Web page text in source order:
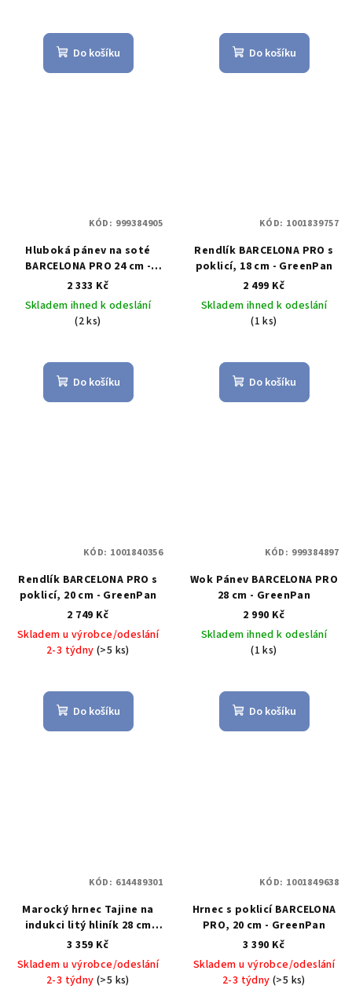
Do košíku Do košíku
Hluboká pánev na soté
BARCELONA PRO 24 cm -
GreenPan
2 333 Kč
Skladem ihned k odeslání
(2 ks)
Do košíku
KÓD: 999384905
Rendlík BARCELONA PRO s
poklicí, 18 cm - GreenPan
2 499 Kč
Skladem ihned k odeslání
(1 ks)
Do košíku
KÓD: 1001839757
Rendlík BARCELONA PRO s
poklicí, 20 cm - GreenPan
2 749 Kč
Skladem u výrobce/odeslání
2-3 týdny(>5 ks)
Do košíku
KÓD: 1001840356
Wok Pánev BARCELONA PRO
28 cm - GreenPan
2 990 Kč
Skladem ihned k odeslání
(1 ks)
Do košíku
KÓD: 999384897
Marocký hrnec Tajine na
indukci litý hliník 28 cm
červený - INTIGNIS
3 359 Kč
Skladem u výrobce/odeslání
2-3 týdny(>5 ks)
KÓD: 614489301
Hrnec s poklicí BARCELONA
PRO, 20 cm - GreenPan
3 390 Kč
Skladem u výrobce/odeslání
2-3 týdny(>5 ks)
KÓD: 1001849638